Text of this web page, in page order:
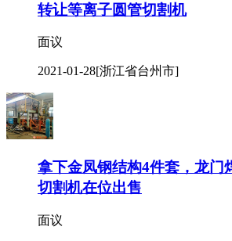
转让等离子圆管切割机
面议
2021-01-28[浙江省台州市]
拿下金凤钢结构4件套，龙门
切割机在位出售
面议